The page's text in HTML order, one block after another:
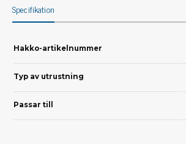
Specifikation
Hakko-artikelnummer
Typ av utrustning
Passar till